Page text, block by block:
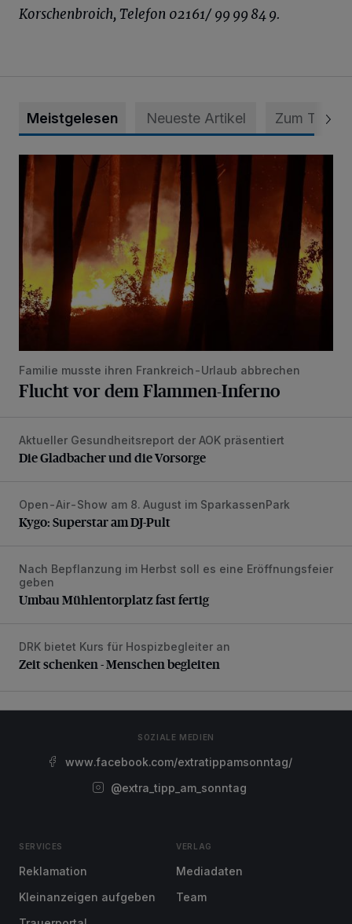
Korschenbroich, Telefon 02161/ 99 99 84 9.
Meistgelesen Neueste Artikel Zum Thema
Flucht vor dem Flammen-Inferno
Familie musste ihren Frankreich-Urlaub abbrechen
Flucht vor dem Flammen-Inferno
Die Gladbacher und die Vorsorge
Aktueller Gesundheitsreport der AOK präsentiert
Die Gladbacher und die Vorsorge
Kygo: Superstar am DJ-Pult
Open-Air-Show am 8. August im SparkassenPark
Kygo: Superstar am DJ-Pult
Umbau Mühlentorplatz fast fertig
Nach Bepflanzung im Herbst soll es eine Eröffnungsfeier
geben
Umbau Mühlentorplatz fast fertig
Zeit schenken - Menschen begleiten
DRK bietet Kurs für Hospizbegleiter an
Zeit schenken - Menschen begleiten
SOZIALE MEDIEN
www.facebook.com/extratippamsonntag/
@extra_tipp_am_sonntag
SERVICES
Reklamation
Kleinanzeigen aufgeben
VERLAG
Mediadaten
Team